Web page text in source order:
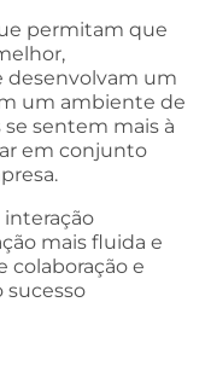
permitam que
um
um ambiente de
sentem mais à
em conjunto
interação
mais fluida e
colaboração e
sucesso